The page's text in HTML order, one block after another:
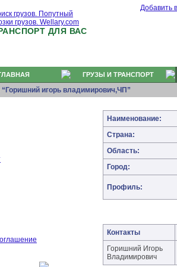
ДЛЯ ВАС
Добавить
ГРУЗЫ И ТРАНСПОРТ
игорь владимирович,ЧП”
Наименование:
Страна:
Область:
Город:
Профиль:
Контакты
Горишний Игорь
Владимирович